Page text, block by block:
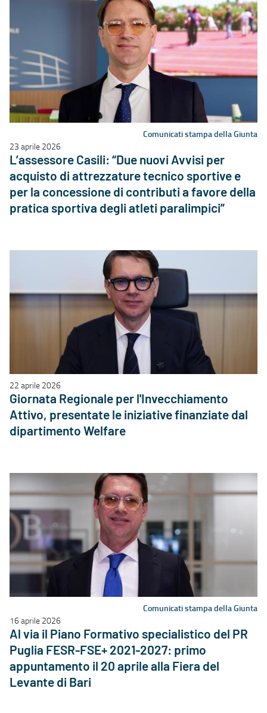
Comunicati stampa della Giunta
23 aprile 2026
L’assessore Casili: “Due nuovi Avvisi per
acquisto di attrezzature tecnico sportive e
per la concessione di contributi a favore della
pratica sportiva degli atleti paralimpici”
22 aprile 2026
Giornata Regionale per l'Invecchiamento
Attivo, presentate le iniziative finanziate dal
dipartimento Welfare
Comunicati stampa della Giunta
16 aprile 2026
Al via il Piano Formativo specialistico del PR
Puglia FESR-FSE+ 2021-2027: primo
appuntamento il 20 aprile alla Fiera del
Levante di Bari